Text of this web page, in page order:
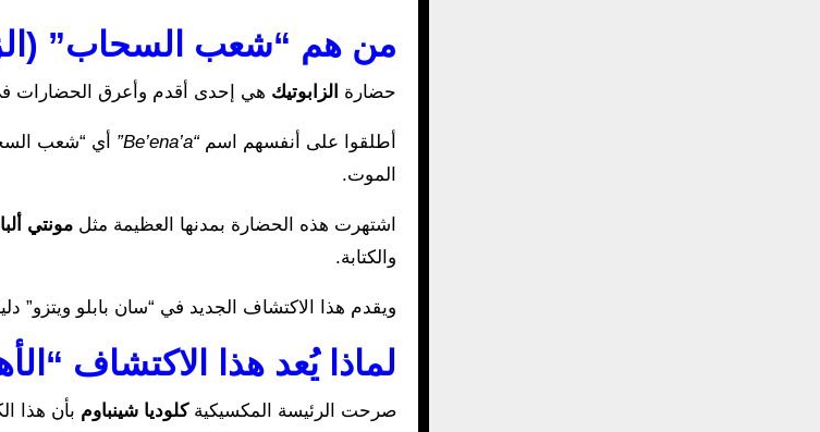
من هم “شعب السحاب”
حضارة الزابوتيك هي إحدى أقدم وأعرق الحضارات
أطلقوا على أنفسهم اسم“Be’ena’a”
أي “شعب
الموت.
اشتهرت هذه الحضارة بمدنها العظيمة مثلمونتي
والكتابة.
ويقدم هذا الاكتشاف الجديد في “سان بابلو ويتزو”
لماذا يُعد هذا الاكتشاف
صرحت الرئيسة المكسيكيةكلوديا شينباوم بأن هذا